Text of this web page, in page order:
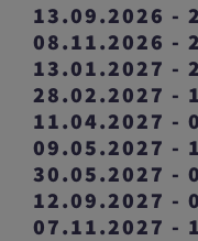
13.09.2026 -
08.11.2026 -
13.01.2027 -
28.02.2027 -
11.04.2027 -
09.05.2027 -
30.05.2027 -
12.09.2027 -
07.11.2027 -